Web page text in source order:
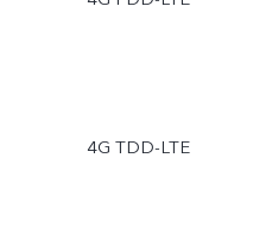
4G TDD-LTE